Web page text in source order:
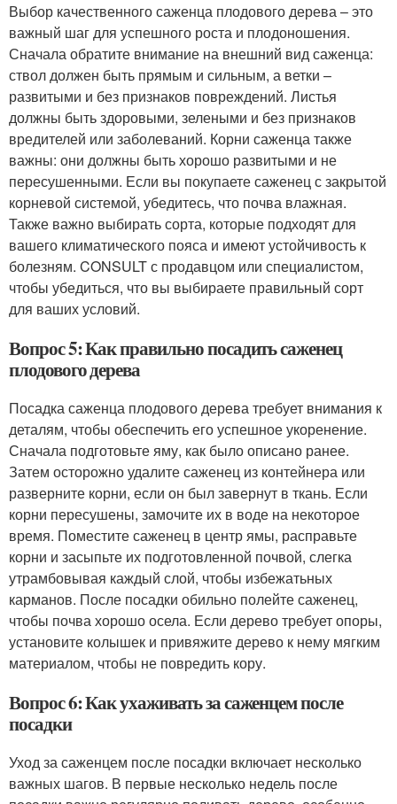
Выбор качественного саженца плодового дерева – это
важный шаг для успешного роста и плодоношения.
Сначала обратите внимание на внешний вид саженца:
ствол должен быть прямым и сильным, а ветки –
развитыми и без признаков повреждений. Листья
должны быть здоровыми, зелеными и без признаков
вредителей или заболеваний. Корни саженца также
важны: они должны быть хорошо развитыми и не
пересушенными. Если вы покупаете саженец с закрытой
корневой системой, убедитесь, что почва влажная.
Также важно выбирать сорта, которые подходят для
вашего климатического пояса и имеют устойчивость к
болезням. CONSULT с продавцом или специалистом,
чтобы убедиться, что вы выбираете правильный сорт
для ваших условий.
Вопрос 5: Как правильно посадить саженец
плодового дерева
Посадка саженца плодового дерева требует внимания к
деталям, чтобы обеспечить его успешное укоренение.
Сначала подготовьте яму, как было описано ранее.
Затем осторожно удалите саженец из контейнера или
разверните корни, если он был завернут в ткань. Если
корни пересушены, замочите их в воде на некоторое
время. Поместите саженец в центр ямы, расправьте
корни и засыпьте их подготовленной почвой, слегка
утрамбовывая каждый слой, чтобы избежатьных
карманов. После посадки обильно полейте саженец,
чтобы почва хорошо осела. Если дерево требует опоры,
установите колышек и привяжите дерево к нему мягким
материалом, чтобы не повредить кору.
Вопрос 6: Как ухаживать за саженцем после
посадки
Уход за саженцем после посадки включает несколько
важных шагов. В первые несколько недель после